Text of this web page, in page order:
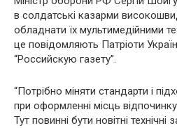
в солдатські казарми
обладнати їх мультимедійними
це повідомляють Патріоти
“Российскую газету”.
“Потрібно міняти стандарти і
при оформленні місць
Тут повинні бути новітні